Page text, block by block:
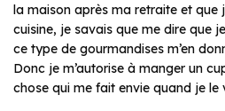
la maison après ma retraite et que
cuisine, je savais que me dire que
ce type de gourmandises m’en
Donc je m’autorise à manger un
chose qui me fait envie quand je le